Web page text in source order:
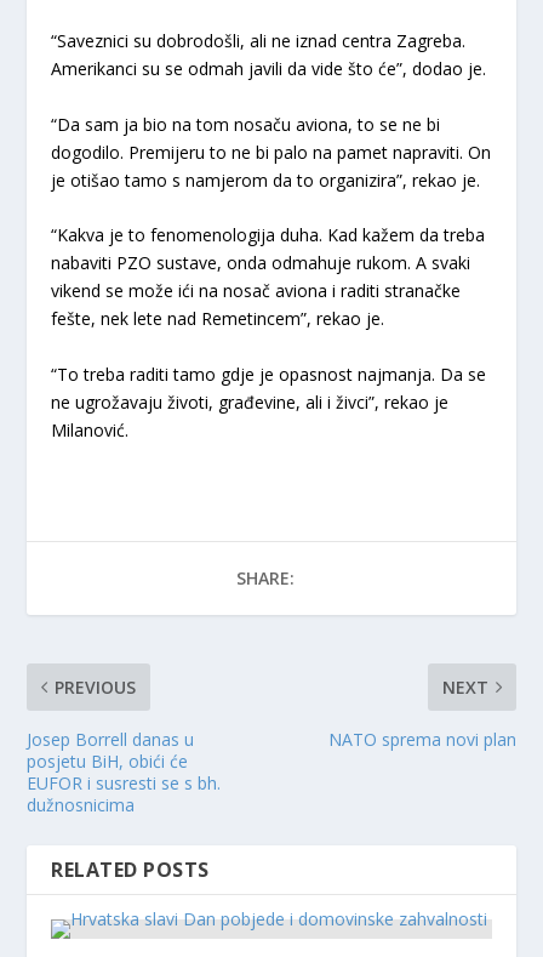
“Saveznici su dobrodošli, ali ne iznad centra Zagreba.
Amerikanci su se odmah javili da vide što će”, dodao je.
“Da sam ja bio na tom nosaču aviona, to se ne bi
dogodilo. Premijeru to ne bi palo na pamet napraviti. On
je otišao tamo s namjerom da to organizira”, rekao je.
“Kakva je to fenomenologija duha. Kad kažem da treba
nabaviti PZO sustave, onda odmahuje rukom. A svaki
vikend se može ići na nosač aviona i raditi stranačke
fešte, nek lete nad Remetincem”, rekao je.
“To treba raditi tamo gdje je opasnost najmanja. Da se
ne ugrožavaju životi, građevine, ali i živci”, rekao je
Milanović.
SHARE:
PREVIOUS
Josep Borrell danas u
posjetu BiH, obići će
EUFOR i susresti se s bh.
dužnosnicima
NEXT
NATO sprema novi plan
RELATED POSTS